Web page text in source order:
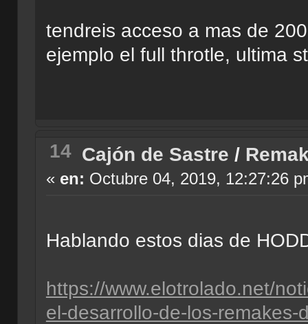
tendreis acceso a mas de
ejemplo el full throtle, ultima
14 Cajón de Sastre /
« en: Octubre 04, 2019, 12:27:26
Hablando estos dias de
https://www.elotrolado.net/
el-desarrollo-de-los-